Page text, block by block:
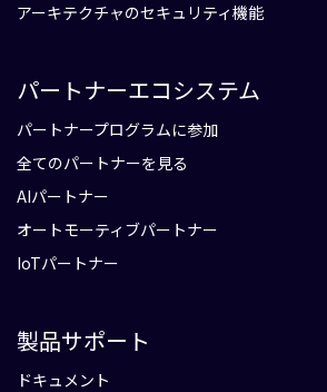
アーキテクチャのセキュリティ機能
パートナーエコシステム
パートナープログラムに参加
全てのパートナーを見る
AIパートナー
オートモーティブパートナー
IoTパートナー
製品サポート
ドキュメント